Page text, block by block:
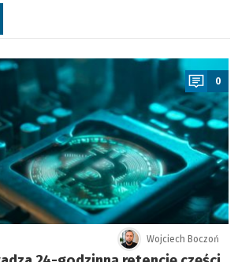
0
Wojciech Boczoń